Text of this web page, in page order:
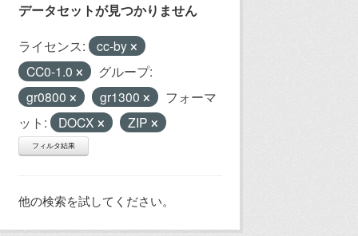
データセットが見つかりません
ライセンス:
cc-by
CC0-1.0
グループ:
gr0800
gr1300
フォーマ
ット:
DOCX ZIP
フィルタ結果
他の検索を試してください。